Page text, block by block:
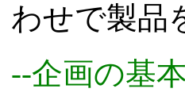
わせで製品
--企画の基